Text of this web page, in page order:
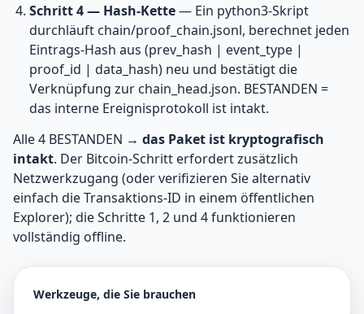
Schritt 4 — Hash-Kette— Ein python3-Skript
durchläuft chain/proof_chain.jsonl, berechnet jeden
Eintrags-Hash aus (prev_hash | event_type |
proof_id | data_hash) neu und bestätigt die
Verknüpfung zur chain_head.json. BESTANDEN =
das interne Ereignisprotokoll ist intakt.
Alle 4 BESTANDEN → das Paket ist kryptografisch
intakt. Der Bitcoin-Schritt erfordert zusätzlich
Netzwerkzugang (oder verifizieren Sie alternativ
einfach die Transaktions-ID in einem öffentlichen
Explorer); die Schritte 1, 2 und 4 funktionieren
vollständig offline.
Werkzeuge, die Sie brauchen